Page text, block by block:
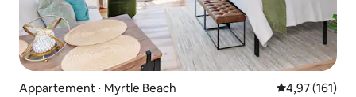
Appartement ⋅ Myrtle Beach Évaluation
4,97 (161)